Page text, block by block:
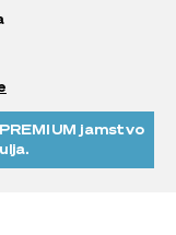
jamstvo